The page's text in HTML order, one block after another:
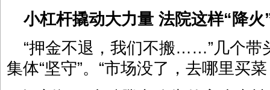
小杠杆撬动大力量 法院这样“降火
“押金不退，我们不搬……”几个带
集体“坚守”。“市场没了，去哪里买